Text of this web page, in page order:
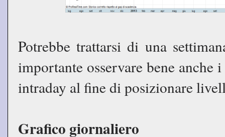
Potrebbe trattarsi di una
importante osservare bene
intraday al fine di posizionare
Grafico giornaliero